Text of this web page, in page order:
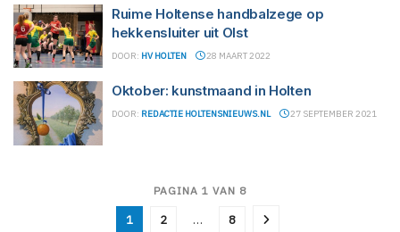
Ruime Holtense handbalzege op
hekkensluiter uit Olst
DOOR: HV HOLTEN 28 MAART 2022
Oktober: kunstmaand in Holten
DOOR: REDACTIE HOLTENSNIEUWS.NL 27 SEPTEMBER 2021
PAGINA 1 VAN 8
1 2 … 8